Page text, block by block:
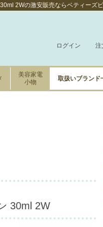
2Wの激安販売ならベティーズ
ログイン 注
美容家電
小物
取扱いブランド
30ml 2W